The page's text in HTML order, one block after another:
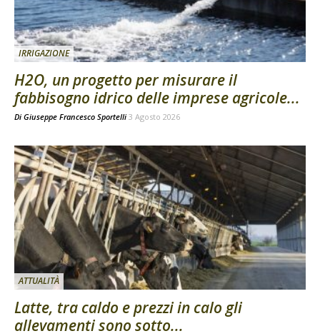
IRRIGAZIONE
H2O, un progetto per misurare il
fabbisogno idrico delle imprese agricole...
Di Giuseppe Francesco Sportelli 3 Agosto 2026
ATTUALITÀ
Latte, tra caldo e prezzi in calo gli
allevamenti sono sotto...